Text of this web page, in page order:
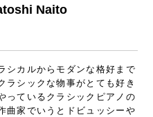
Naito
シカルからモダンな格好まで
ラシックな物事がとても好き
っているクラシックピアノの
曲家でいうとドビュッシーや